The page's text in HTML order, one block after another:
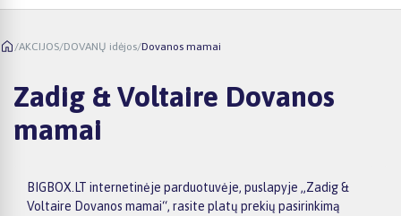
/AKCIJOS/DOVANŲ idėjos/Dovanos mamai
Zadig & Voltaire Dovanos
mamai
BIGBOX.LT internetinėje parduotuvėje, puslapyje „Zadig &
Voltaire Dovanos mamai“, rasite platų prekių pasirinkimą